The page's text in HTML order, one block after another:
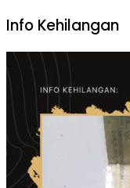
Info Kehilangan